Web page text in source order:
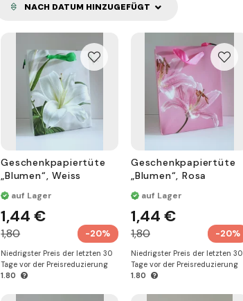
NACH DATUM HINZUGEFÜGT
Geschenkpapiertüte
„Blumen“, Weiss
auf Lager
1,44 €
1,80 -20%
Niedrigster Preis der letzten 30
Tage vor der Preisreduzierung
1.80
Geschenkpapiertüte
„Blumen“, Rosa
auf Lager
1,44 €
1,80 -20%
Niedrigster Preis der letzten 30
Tage vor der Preisreduzierung
1.80